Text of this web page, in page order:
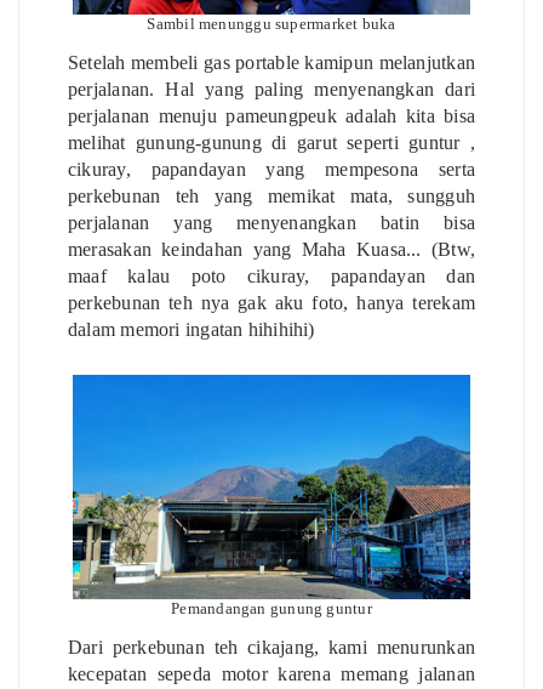
Sambil menunggu supermarket buka
Setelah membeli gas portable kamipun melanjutkan
perjalanan. Hal yang paling menyenangkan dari
perjalanan menuju pameungpeuk adalah kita bisa
melihat gunung-gunung di garut seperti guntur ,
cikuray, papandayan yang mempesona serta
perkebunan teh yang memikat mata, sungguh
perjalanan yang menyenangkan batin bisa
merasakan keindahan yang Maha Kuasa... (Btw,
maaf kalau poto cikuray, papandayan dan
perkebunan teh nya gak aku foto, hanya terekam
dalam memori ingatan hihihihi)
Pemandangan gunung guntur
Dari perkebunan teh cikajang, kami menurunkan
kecepatan sepeda motor karena memang jalanan